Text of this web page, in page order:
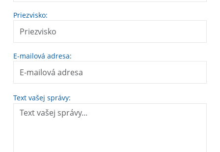
Priezvisko:
E-mailová adresa:
Text vašej správy: